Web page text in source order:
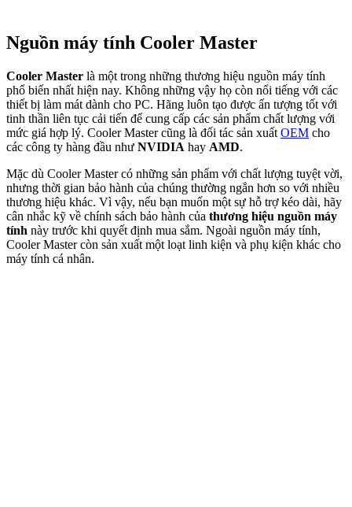
Nguồn máy tính Cooler Master
Cooler Master là một trong những thương hiệu nguồn máy tính
phổ biến nhất hiện nay. Không những vậy họ còn nổi tiếng với các
thiết bị làm mát dành cho PC. Hãng luôn tạo được ấn tượng tốt với
tinh thần liên tục cải tiến để cung cấp các sản phẩm chất lượng với
mức giá hợp lý. Cooler Master cũng là đối tác sản xuất OEM cho
các công ty hàng đầu như NVIDIA hay AMD.
Mặc dù Cooler Master có những sản phẩm với chất lượng tuyệt vời,
nhưng thời gian bảo hành của chúng thường ngắn hơn so với nhiều
thương hiệu khác. Vì vậy, nếu bạn muốn một sự hỗ trợ kéo dài, hãy
cân nhắc kỹ về chính sách bảo hành của thương hiệu nguồn máy
tính này trước khi quyết định mua sắm. Ngoài nguồn máy tính,
Cooler Master còn sản xuất một loạt linh kiện và phụ kiện khác cho
máy tính cá nhân.